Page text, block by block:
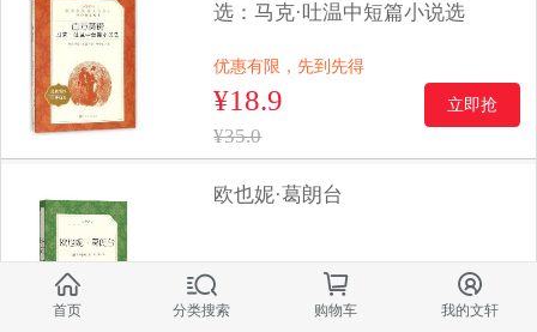
选：马克·吐温中短篇小说选
优惠有限，先到先得
¥18.9
¥35.0
立即抢
欧也妮·葛朗台
优惠有限，先到先得
¥11.4 立即抢

首页

分类搜索

购物车

我的文轩